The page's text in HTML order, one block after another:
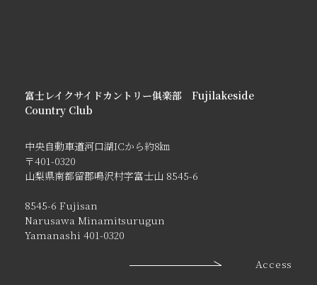
富士レイクサイドカントリー俱楽部 Fujilakeside
Country Club
中央自動車道河口湖ICから約8㎞
〒401-0320
山梨県南都留郡鳴沢村字富士山 8545-6
8545-6 Fujisan
Narusawa Minamitsurugun
Yamanashi 401-0320
Access